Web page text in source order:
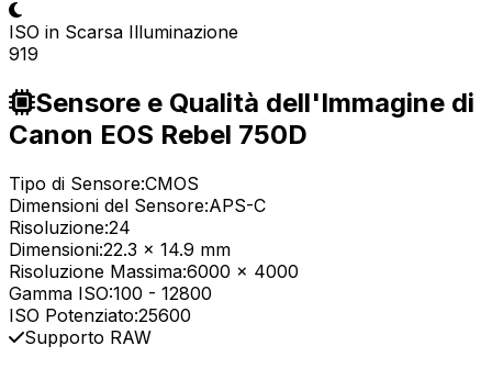
ISO in Scarsa Illuminazione
919
Sensore e Qualità dell'Immagine di
Canon EOS Rebel 750D
Tipo di Sensore:CMOS
Dimensioni del Sensore:APS-C
Risoluzione:24
Dimensioni:22.3 x 14.9 mm
Risoluzione Massima:6000 x 4000
Gamma ISO:100 - 12800
ISO Potenziato:25600
Supporto RAW